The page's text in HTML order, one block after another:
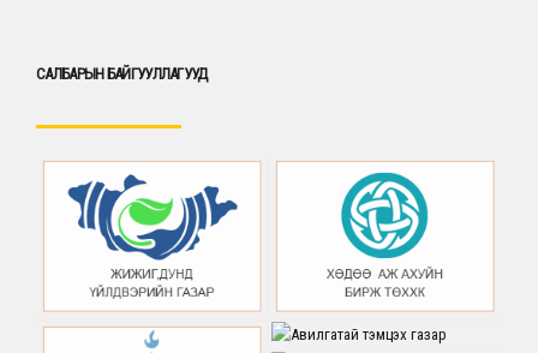
САЛБАРЫН БАЙГУУЛЛАГУУД